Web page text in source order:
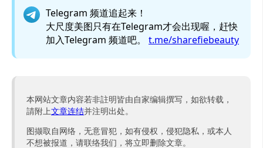
Telegram 频道追起来！
大尺度美图只有在Telegram才会出现喔，赶快
加入Telegram 频道吧。 t.me/sharefiebeauty
本网站文章内容若非註明皆由自家编辑撰写，如欲转载，
請附上文章连结并注明出处。
图撷取自网络，无意冒犯，如有侵权，侵犯隐私，或本人
不想被报道，请联络我们，将立即删除文章。